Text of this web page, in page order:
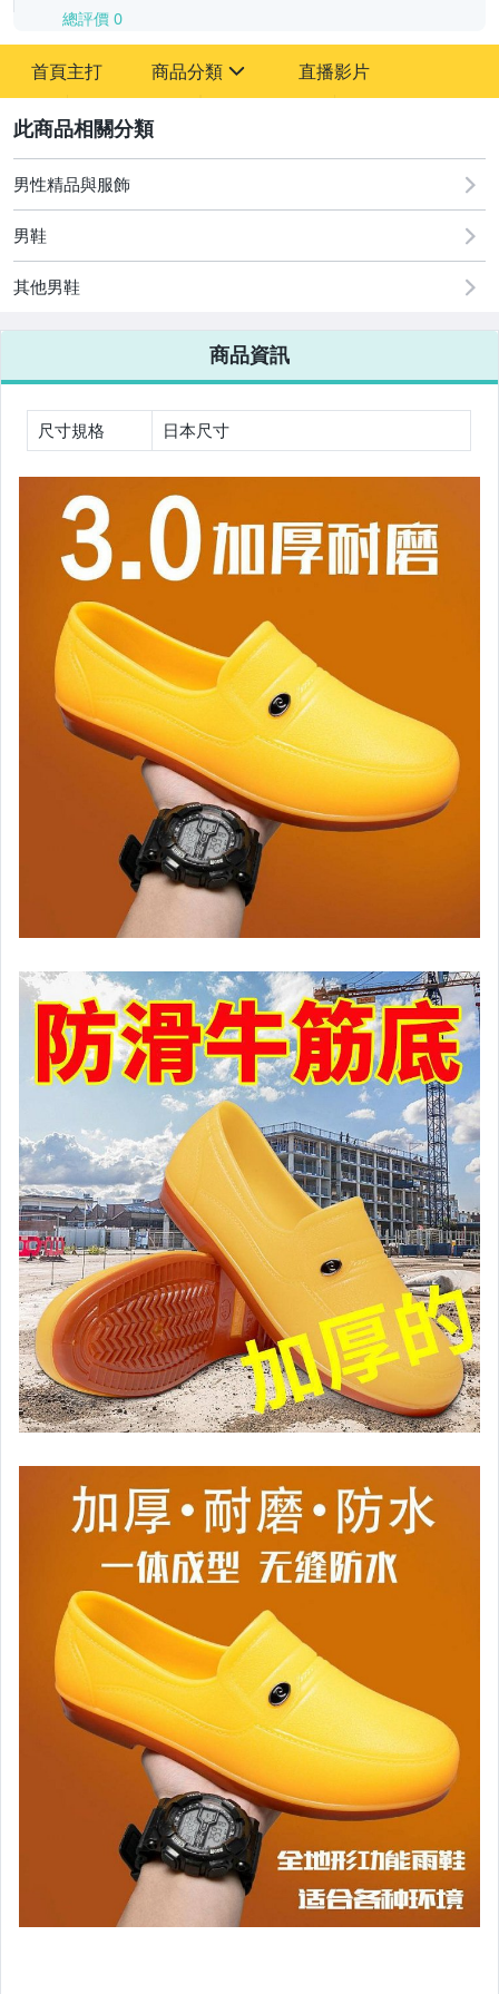
總評價 0
首頁主打 商品分類
嬰幼兒與孕婦
古董、藝術與礦石
居家、家具與園藝
運動、戶外與休閒
直播影片
男性精品與服飾
男鞋
其他男鞋
商品資訊
尺寸規格 日本尺寸